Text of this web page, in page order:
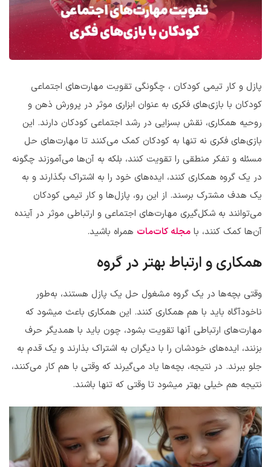
پازل و کار تیمی کودکان ، چگونگی تقویت مهارت‌های اجتماعی
کودکان با بازی‌های فکری به عنوان ابزاری موثر در پرورش ذهن و
روحیه همکاری، نقش بسزایی در رشد اجتماعی کودکان دارند. این
بازی‌های فکری نه تنها به کودکان کمک می‌کنند تا مهارت‌های حل
مسئله و تفکر منطقی را تقویت کنند، بلکه به آن‌ها می‌آموزند چگونه
در یک گروه همکاری کنند، ایده‌های خود را به اشتراک بگذارند و به
یک هدف مشترک برسند. از این رو، پازل‌ها و کار تیمی کودکان
می‌توانند به شکل‌گیری مهارت‌های اجتماعی و ارتباطی موثر در آینده
آن‌ها کمک کنند، با مجله کات‌مات همراه باشید.
همکاری و ارتباط بهتر در گروه
وقتی بچه‌ها در یک گروه مشغول حل یک پازل هستند، به‌طور
ناخودآگاه باید با هم همکاری کنند. این همکاری باعث میشود که
مهارت‌های ارتباطی‌ آنها تقویت بشود، چون باید با همدیگر حرف
بزنند، ایده‌های خودشان را با دیگران به اشتراک بذارند و یک قدم به
جلو ببرند. در نتیجه، بچه‌ها یاد می‌گیرند که وقتی با هم کار می‌کنند،
نتیجه هم خیلی بهتر میشود تا وقتی که تنها باشند.